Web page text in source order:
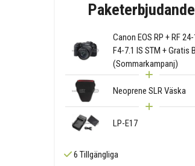
Canon EOS RP + RF
F4-7.1 IS STM + Gratis
(Sommarkampanj)
Neoprene SLR Väska
LP-E17
6 Tillgängliga